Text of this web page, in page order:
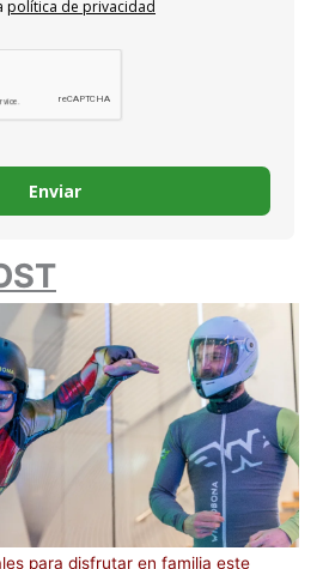
política de privacidad
Enviar
para disfrutar en familia este